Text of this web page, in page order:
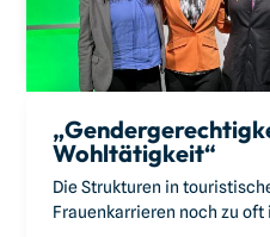
Wohltätigkeit“
Die Strukturen in
Frauenkarrieren noch zu oft